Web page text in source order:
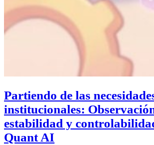
Partiendo de las
institucionales:
estabilidad y
Quant AI